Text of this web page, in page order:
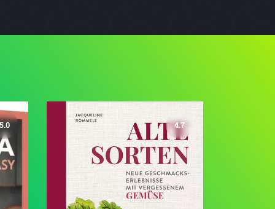
5.0 4.7